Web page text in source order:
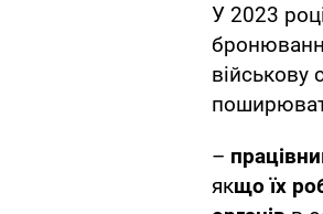
У 2023
військову
–
якщо їх